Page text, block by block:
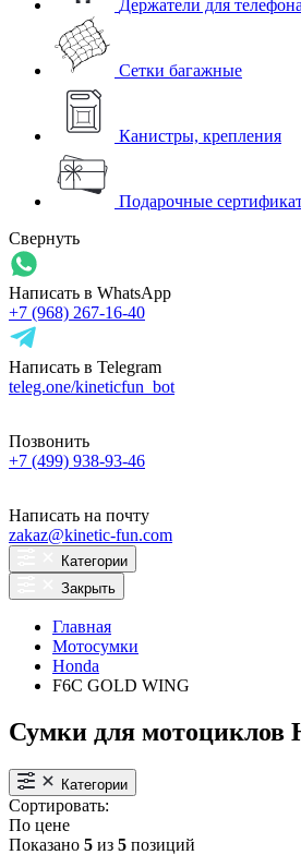
Держатели для телефона
Сетки багажные
Канистры, крепления
Подарочные
Свернуть
Написать в WhatsApp
+7 (968) 267-16-40
Написать в Telegram
teleg.one/kineticfun_bot
Позвонить
+7 (499) 938-93-46
Написать на почту
zakaz@kinetic-fun.com
Категории
Закрыть
Главная
Мотосумки
Honda
F6C GOLD WING
Сумки для мотоциклов
Категории
Сортировать:
По цене
Показано 5 из 5 позиций